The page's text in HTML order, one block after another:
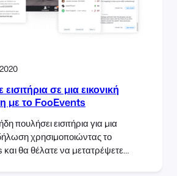
σε μια εικονική
με το FooEvents
πουλήσει εισιτήρια για μια
χρησιμοποιώντας το
θα θέλατε να μετατρέψετε